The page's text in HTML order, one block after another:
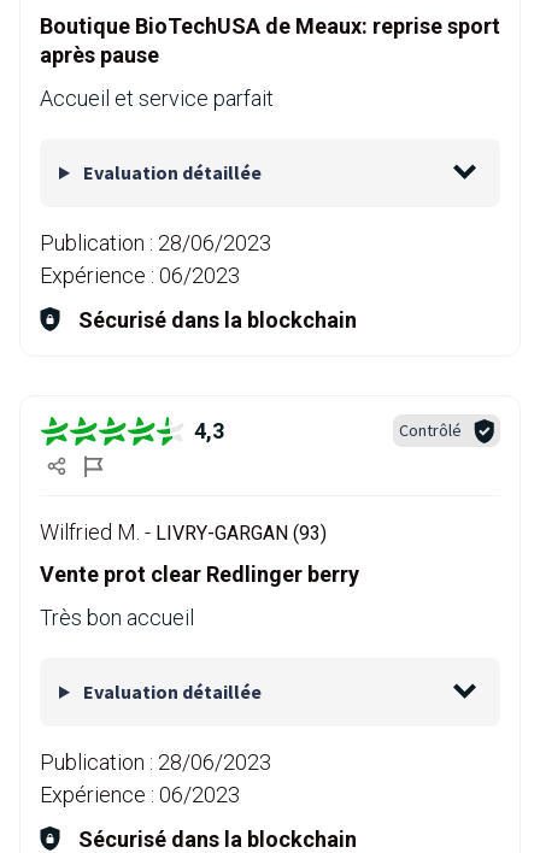
Boutique BioTechUSA de Meaux: reprise sport
après pause
Accueil et service parfait
Evaluation détaillée
Publication : 28/06/2023
Expérience : 06/2023
Sécurisé dans la blockchain
4,3 Contrôlé
Wilfried M. - LIVRY-GARGAN (93)
Vente prot clear Redlinger berry
Très bon accueil
Evaluation détaillée
Publication : 28/06/2023
Expérience : 06/2023
Sécurisé dans la blockchain